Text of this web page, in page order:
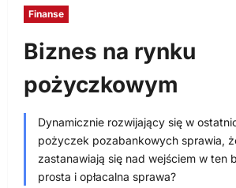
Finanse
Biznes na rynku
pożyczkowym
Dynamicznie rozwijający się w
pożyczek pozabankowych sprawia,
zastanawiają się nad wejściem w ten
prosta i opłacalna sprawa?